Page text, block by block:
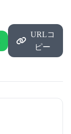
URLコ
ピー